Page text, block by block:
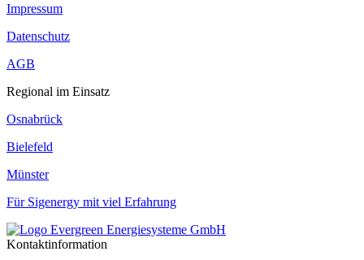
Impressum
Datenschutz
AGB
Regional im Einsatz
Osnabrück
Bielefeld
Münster
Für Sigenergy mit viel Erfahrung
Kontaktinformation